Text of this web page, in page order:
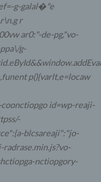
g-galal�"e
r
ar0:"-de-pg,"vo-
g-
p(){varlt,e=locaw
coonctiopgo id=wp-reaji-
blcsareaji":"jo-
nctiopgory-